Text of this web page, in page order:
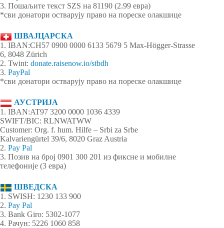
3. Пошаљите текст SZS на 81190 (2.99 евра)
*сви донатори остварују право на пореске олакшице
ШВАЈЦАРСКА
1. IBAN:CH57 0900 0000 6133 5679 5 Max-Högger-Strasse
6, 8048 Zürich
2. Twint: donate.raisenow.io/stbdh
3. PayPal
*сви донатори остварују право на пореске олакшице
АУСТРИЈА
1. IBAN:AT97 3200 0000 1036 4339
SWIFT/BIC: RLNWATWW
Customer: Org. f. hum. Hilfe – Srbi za Srbe
Kalvariengürtel 39/6, 8020 Graz Austria
2. Pay Pal
3. Позив на број 0901 300 201 из фиксне и мобилне
телефоније (3 евра)
ШВЕДСКА
1. SWISH: 1230 133 900
2. Pay Pal
3. Bank Giro: 5302-1077
4. Рачун: 5226 1060 858